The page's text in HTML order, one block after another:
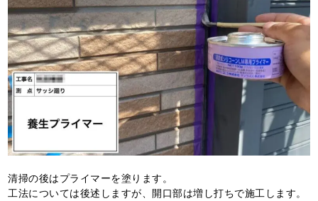
清掃の後はプライマーを塗ります。
工法については後述しますが、開口部は増し打ちで施工します。